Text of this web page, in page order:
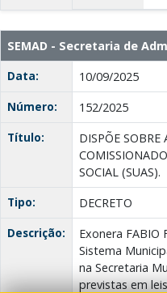
SEMAD - Secretaria de
Data:
10/09/2025
Número:
152/2025
Título:
DISPÕE SOBRE
SOCIAL (SUAS).
Tipo:
DECRETO
Descrição:
Exonera FABIO
Sistema
na Secretaria
previstas em